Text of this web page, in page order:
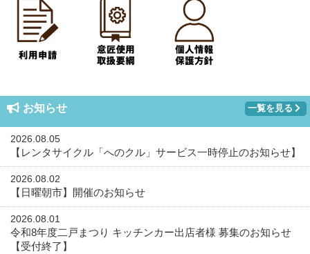
お知らせ 一覧を見る
2026.08.05
【レンタサイクル「へのクル」サービス一時停止のお知らせ】
2026.08.02
【日曜朝市】開催のお知らせ
2026.08.01
令和8年度二戸まつり キッチンカー出店者様 募集のお知らせ
【受付終了】